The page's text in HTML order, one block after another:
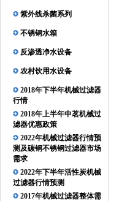
紫外线杀菌系列
不锈钢水箱
反渗透净水设备
农村饮用水设备
2018年下半年机械过滤器
行情
2018年上半年中茗机械过
滤器优惠政策
2022年机械过滤器行情预
测及碳钢不锈钢过滤器市场
需求
2022年下半年活性炭机械
过滤器行情预测
2017年机械过滤器整体需